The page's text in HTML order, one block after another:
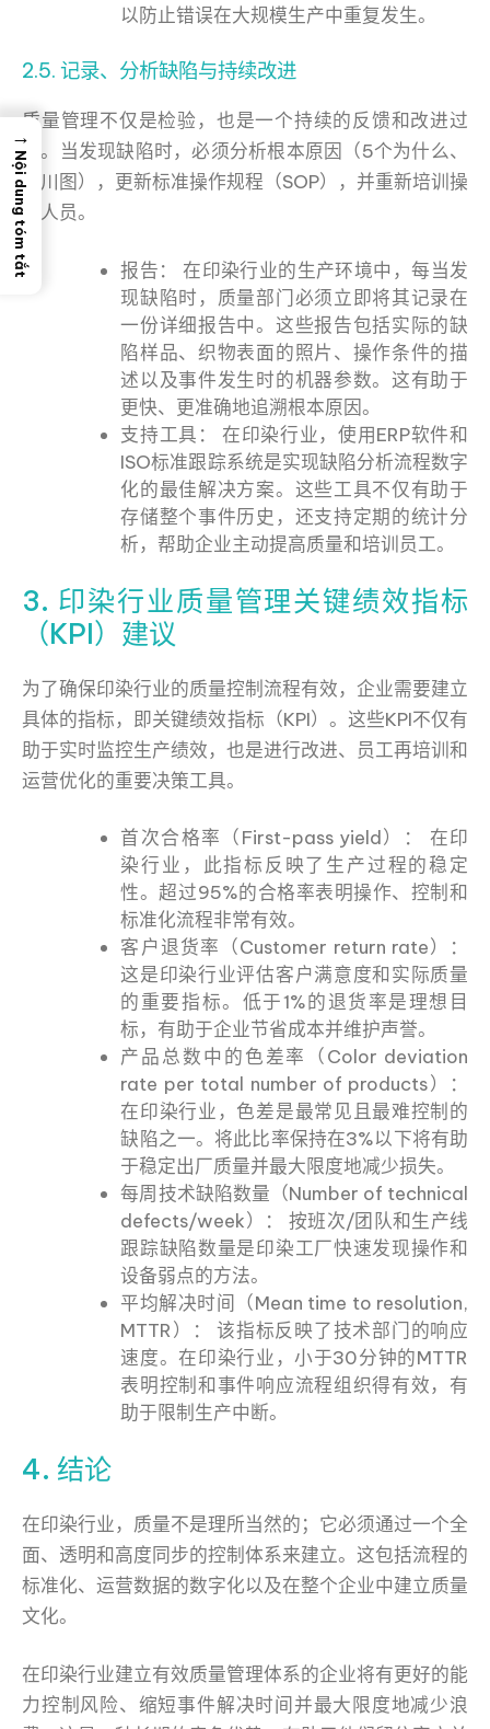
以防止错误在大规模生产中重复发生。
2.5. 记录、分析缺陷与持续改进
质量管理不仅是检验，也是一个持续的反馈和改进过
程。当发现缺陷时，必须分析根本原因（5个为什么、
石川图），更新标准操作规程（SOP），并重新培训操
作人员。
报告： 在印染行业的生产环境中，每当发
现缺陷时，质量部门必须立即将其记录在
一份详细报告中。这些报告包括实际的缺
陷样品、织物表面的照片、操作条件的描
述以及事件发生时的机器参数。这有助于
更快、更准确地追溯根本原因。
支持工具： 在印染行业，使用ERP软件和
ISO标准跟踪系统是实现缺陷分析流程数字
化的最佳解决方案。这些工具不仅有助于
存储整个事件历史，还支持定期的统计分
析，帮助企业主动提高质量和培训员工。
3. 印染行业质量管理关键绩效指标
（KPI）建议
为了确保印染行业的质量控制流程有效，企业需要建立
具体的指标，即关键绩效指标（KPI）。这些KPI不仅有
助于实时监控生产绩效，也是进行改进、员工再培训和
运营优化的重要决策工具。
首次合格率（First-pass yield）： 在印
染行业，此指标反映了生产过程的稳定
性。超过95%的合格率表明操作、控制和
标准化流程非常有效。
客户退货率（Customer return rate）：
这是印染行业评估客户满意度和实际质量
的重要指标。低于1%的退货率是理想目
标，有助于企业节省成本并维护声誉。
产品总数中的色差率（Color deviation
rate per total number of products）：
在印染行业，色差是最常见且最难控制的
缺陷之一。将此比率保持在3%以下将有助
于稳定出厂质量并最大限度地减少损失。
每周技术缺陷数量（Number of technical
defects/week）： 按班次/团队和生产线
跟踪缺陷数量是印染工厂快速发现操作和
设备弱点的方法。
平均解决时间（Mean time to resolution,
MTTR）： 该指标反映了技术部门的响应
速度。在印染行业，小于30分钟的MTTR
表明控制和事件响应流程组织得有效，有
助于限制生产中断。
4. 结论
在印染行业，质量不是理所当然的；它必须通过一个全
面、透明和高度同步的控制体系来建立。这包括流程的
标准化、运营数据的数字化以及在整个企业中建立质量
文化。
在印染行业建立有效质量管理体系的企业将有更好的能
力控制风险、缩短事件解决时间并最大限度地减少浪
→
Nội dung tóm tắt